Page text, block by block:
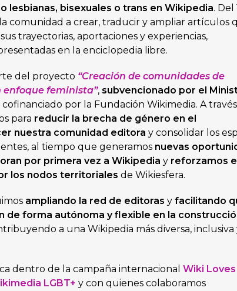
lesbianas, bisexuales o trans en Wikipedia. Del
comunidad a crear, traducir y ampliar artículos
trayectorias, aportaciones y experiencias,
en la enciclopedia libre.
del proyecto “Creación de comunidades de
feminista”, subvencionado por el
cofinanciado por la Fundación Wikimedia. A
para reducir la brecha de género en el
nuestra comunidad editora y consolidar los
al tiempo que generamos nuevas
por primera vez a Wikipedia y reforzamos
los nodos territoriales de Wikiesfera.
ampliando la red de editoras y facilitando
de forma autónoma y flexible en la
a una Wikipedia más diversa, inclusiva
dentro de la campaña internacional Wiki Loves
LGBT+ y con quienes colaboramos